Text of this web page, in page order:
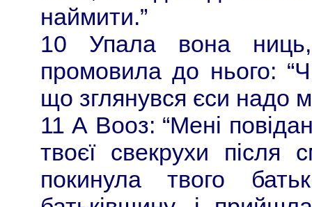
наймити.”
10 Упала вона
промовила до нього:
що зглянувся єси надо
11 А Вооз: “Мені
твоєї свекрухи після
покинула твого